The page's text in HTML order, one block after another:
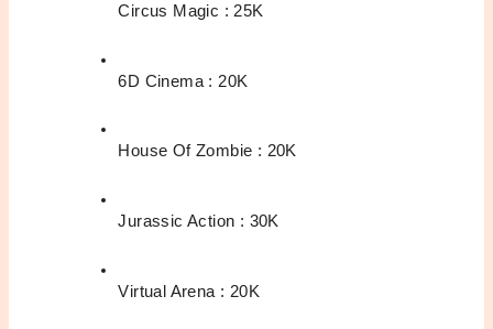
Circus Magic : 25K
6D Cinema : 20K
House Of Zombie : 20K
Jurassic Action : 30K
Virtual Arena : 20K